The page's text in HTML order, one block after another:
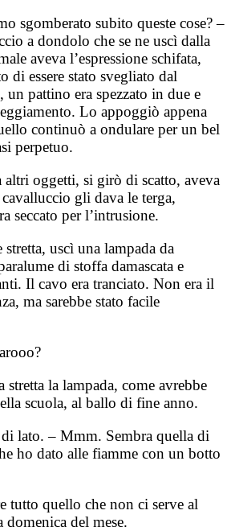
sgomberato subito queste cose? –
a dondolo che se ne uscì dalla
aveva l’espressione schifata,
di essere stato svegliato dal
un pattino era spezzato in due e
Lo appoggiò appena
continuò a ondulare per un bel
perpetuo.
altri oggetti, si girò di scatto, aveva
gli dava le terga,
seccato per l’intrusione.
stretta, uscì una lampada da
di stoffa damascata e
Il cavo era tranciato. Non era il
ma sarebbe stato facile
stretta la lampada, come avrebbe
scuola, al ballo di fine anno.
lato. – Mmm. Sembra quella di
ho dato alle fiamme con un botto
tutto quello che non ci serve al
domenica del mese.